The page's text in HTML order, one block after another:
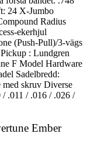
24 X-Jumbo
Radius
ekerhjul
(Push-Pull)/3-vägs
: Lundgren
F Model Hardware
Sadelbredd:
skruv Diverse
.011 / .016 / .026 /
Ember